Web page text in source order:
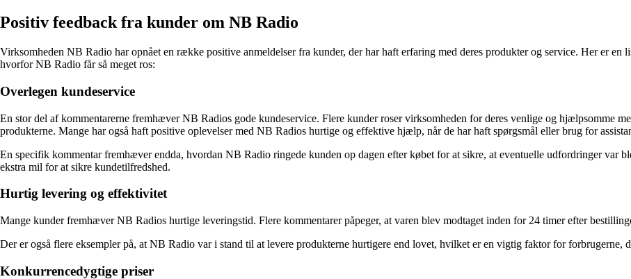
Positiv feedback fra kunder om NB Radio
Virksomheden NB Radio har opnået en række positive anmeldelser fra kunder, der har haft erfaring med deres produkter og service. Her er en
hvorfor NB Radio får så meget ros:
Overlegen kundeservice
En stor del af kommentarerne fremhæver NB Radios gode kundeservice. Flere kunder roser virksomheden for deres venlige og hjælpsomme
produkterne. Mange har også haft positive oplevelser med NB Radios hurtige og effektive hjælp, når de har haft spørgsmål eller brug for
En specifik kommentar fremhæver endda, hvordan NB Radio ringede kunden op dagen efter købet for at sikre, at eventuelle udfordringer var
ekstra mil for at sikre kundetilfredshed.
Hurtig levering og effektivitet
Mange kunder fremhæver NB Radios hurtige leveringstid. Flere kommentarer påpeger, at varen blev modtaget inden for 24 timer efter
Der er også flere eksempler på, at NB Radio var i stand til at levere produkterne hurtigere end lovet, hvilket er en vigtig faktor for forbrugerne,
Konkurrencedygtige priser